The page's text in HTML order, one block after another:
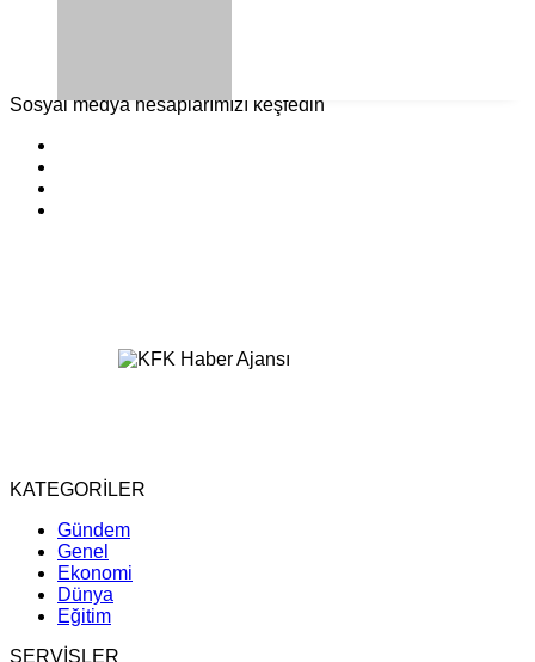
Sosyal medya hesaplarımızı keşfedin
KATEGORİLER
Gündem
Genel
Ekonomi
Dünya
Eğitim
SERVİSLER